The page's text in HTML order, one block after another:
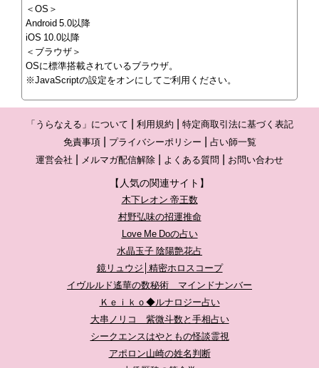
＜OS＞
Android 5.0以降
iOS 10.0以降
＜ブラウザ＞
OSに標準搭載されているブラウザ。
※JavaScriptの設定をオンにしてご利用ください。
「うらなえる」について 利用規約
特定商取引法に基づく表記
免責事項
プライバシーポリシー
占い師一覧
運営会社
メルマガ配信解除 よくある質問 お問い合わせ
【人気の関連サイト】
木下レオン 帝王数
村野弘味の招運推命
Love Me Doの占い
水晶玉子 陰陽艶花占
鏡リュウジ│精密ホロスコープ
イヴルルド遙華の数秘術 マインドナンバー
Ｋｅｉｋｏ◆ルナロジー占い
大串ノリコ 紫微斗数と手相占い
シークエンスはやともの怪談霊視
アポロン山崎の姓名判断